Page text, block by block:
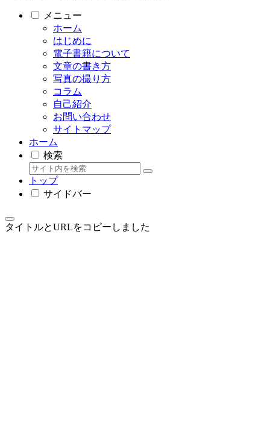
メニュー
ホーム
はじめに
電子書籍について
文章の書き方
写真の撮り方
コラム
自己紹介
お問い合わせ
サイトマップ
ホーム
検索
トップ
サイドバー
タイトルとURLをコピーしました